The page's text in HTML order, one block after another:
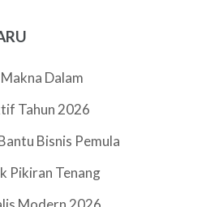
Dalam
Tahun 2026
Bisnis Pemula
Pikiran Tenang